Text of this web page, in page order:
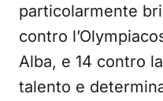
particolarmente
contro
Alba, e 14 contro
talento e